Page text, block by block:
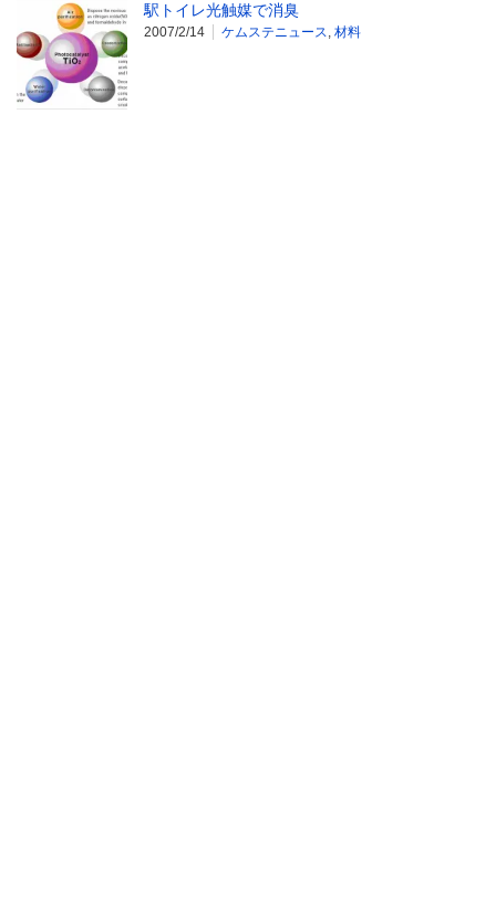
駅トイレ光触媒で消臭
2007/2/14 ケムステニュース, 材料